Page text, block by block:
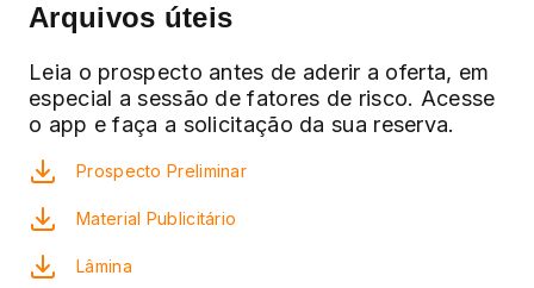
Arquivos úteis
Leia o prospecto antes de aderir a oferta, em
especial a sessão de fatores de risco. Acesse
o app e faça a solicitação da sua reserva.
Prospecto Preliminar
Material Publicitário
Lâmina